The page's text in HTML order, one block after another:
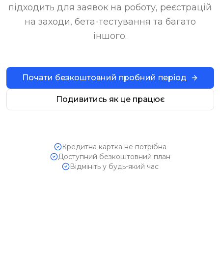
підходить для заявок на роботу, реєстрацій
на заходи, бета-тестування та багато
іншого.
Почати безкоштовний пробний період
Подивитись як це працює
Кредитна картка не потрібна
Доступний безкоштовний план
Відмініть у будь-який час